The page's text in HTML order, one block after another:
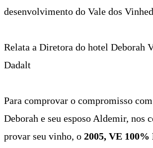
desenvolvimento do Vale dos
Relata a Diretora do hotel Deborah
Dadalt
Para comprovar o compromisso
Deborah e seu esposo Aldemir, nos
provar seu vinho, o 2005, VE